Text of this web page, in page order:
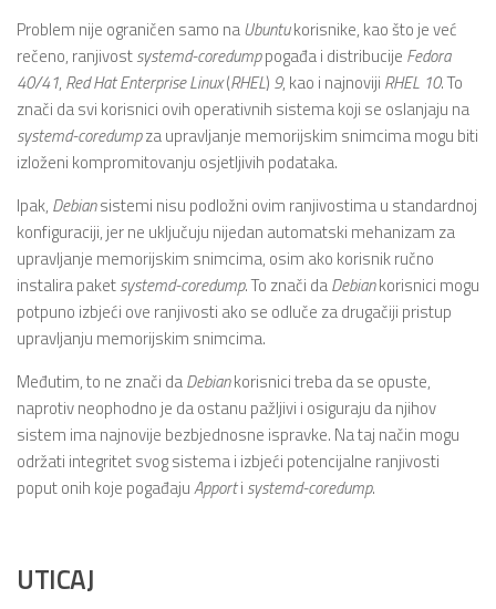
Problem nije ograničen samo naUbuntukorisnike, kao što je već
rečeno, ranjivostsystemd-coredumppogađa i distribucije Fedora
40/41, Red Hat Enterprise Linux(RHEL) 9, kao i najnoviji RHEL 10. To
znači da svi korisnici ovih operativnih sistema koji se oslanjaju na
systemd-coredumpza upravljanje memorijskim snimcima mogu biti
izloženi kompromitovanju osjetljivih podataka.
Ipak, Debiansistemi nisu podložni ovim ranjivostima u standardnoj
konfiguraciji, jer ne uključuju nijedan automatski mehanizam za
upravljanje memorijskim snimcima, osim ako korisnik ručno
instalira paketsystemd-coredump. To znači daDebiankorisnici mogu
potpuno izbjeći ove ranjivosti ako se odluče za drugačiji pristup
upravljanju memorijskim snimcima.
Međutim, to ne znači daDebiankorisnici treba da se opuste,
naprotiv neophodno je da ostanu pažljivi i osiguraju da njihov
sistem ima najnovije bezbjednosne ispravke. Na taj način mogu
održati integritet svog sistema i izbjeći potencijalne ranjivosti
poput onih koje pogađajuApporti systemd-coredump.
UTICAJ